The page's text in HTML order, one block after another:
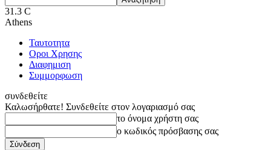
31.3 C
Athens
Ταυτοτητα
Οροι Χρησης
Διαφημιση
Συμμορφωση
συνδεθείτε
Καλωσήρθατε! Συνδεθείτε στον λογαριασμό σας
το όνομα χρήστη σας
ο κωδικός πρόσβασης σας